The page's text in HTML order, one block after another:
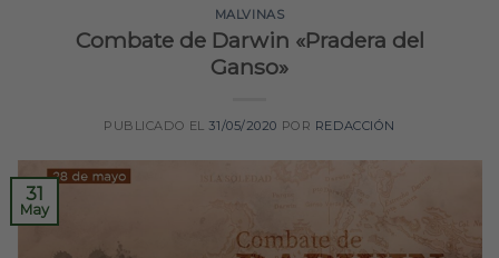
MALVINAS
Combate de Darwin «Pradera del
Ganso»
PUBLICADO EL 31/05/2020 POR REDACCIÓN
31
May